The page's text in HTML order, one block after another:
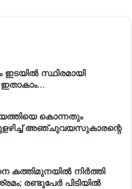
സ്ഥിരമായി
കൊന്നതും
അഞ്ചുവയസുകാരന്റെ
നിർത്തി
രണ്ടുപേർ പിടിയിൽ